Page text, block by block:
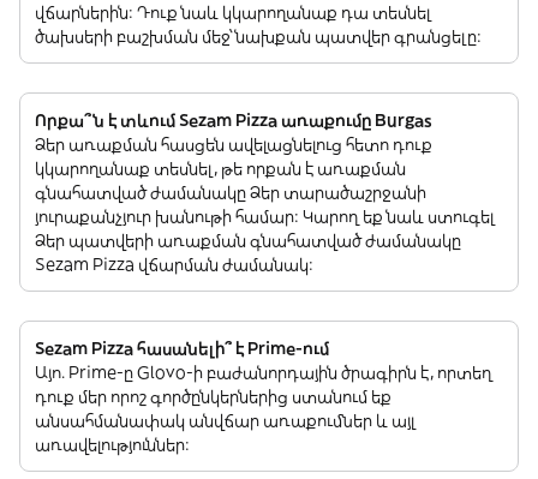
վճարներին: Դուք նաև կկարողանաք դա տեսնել
ծախսերի բաշխման մեջ՝ նախքան պատվեր գրանցելը:
Որքա՞ն է տևում Sezam Pizza առաքումը Burgas
Ձեր առաքման հասցեն ավելացնելուց հետո դուք
կկարողանաք տեսնել, թե որքան է առաքման
գնահատված ժամանակը Ձեր տարածաշրջանի
յուրաքանչյուր խանութի համար: Կարող եք նաև ստուգել
Ձեր պատվերի առաքման գնահատված ժամանակը
Sezam Pizza վճարման ժամանակ:
Sezam Pizza հասանելի՞ է Prime-ում
Այո. Prime-ը Glovo-ի բաժանորդային ծրագիրն է, որտեղ
դուք մեր որոշ գործընկերներից ստանում եք
անսահմանափակ անվճար առաքումներ և այլ
առավելություններ: